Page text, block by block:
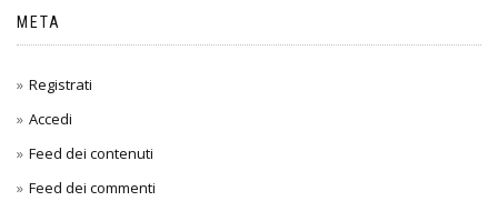
META
Registrati
Accedi
Feed dei contenuti
Feed dei commenti